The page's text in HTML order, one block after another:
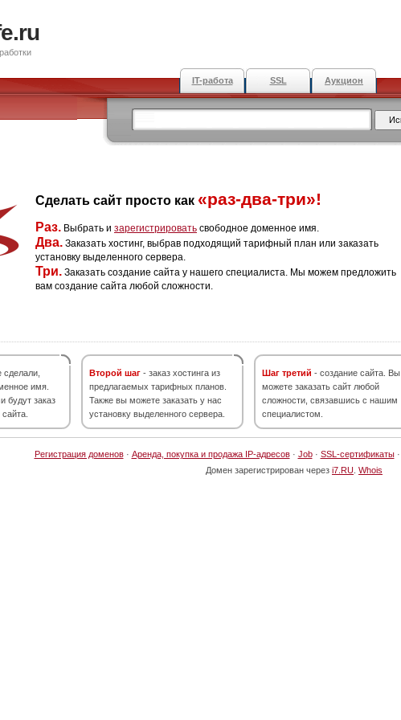
IT-работа SSL Аукцион
Сделать сайт просто как «раз-два-три»!
Раз. Выбрать и зарегистрировать свободное доменное имя.
Два. Заказать хостинг, выбрав подходящий тарифный план или заказать
установку выделенного сервера.
Три. Заказать создание сайта у нашего специалиста. Мы можем предложить
вам создание сайта любой сложности.
имя.
заказ
Второй шаг - заказ хостинга из
предлагаемых тарифных планов.
Также вы можете заказать у нас
установку выделенного сервера.
Шаг третий - создание сайта. Вы
можете заказать сайт любой
сложности, связавшись с нашим
специалистом.
Регистрация доменов· Аренда, покупка и продажа IP-адресов· Job· SSL-сертификаты·
Домен зарегистрирован через i7.RU Whois